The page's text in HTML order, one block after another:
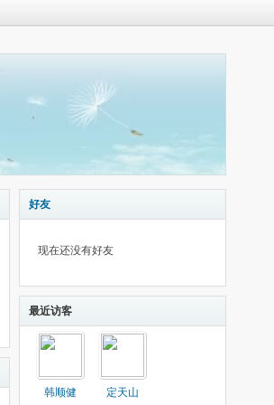
好友
现在还没有好友
最近访客
韩顺健
定天山